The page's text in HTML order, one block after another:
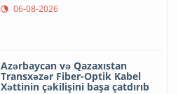
06-08-2026
Azərbaycan və Qazaxıstan
Transxəzər Fiber-Optik Kabel
Xəttinin çəkilişini başa çatdırıb